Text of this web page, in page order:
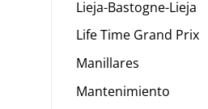
Lieja-Bastogne-Lieja
Life Time Grand Prix
Manillares
Mantenimiento